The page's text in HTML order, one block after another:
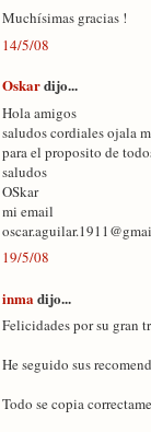
Muchísimas gracias !
14/5/08
Oskardijo...
Hola amigos
saludos cordiales ojala
para el proposito de
saludos
OSkar
mi email
19/5/08
inma dijo...
Felicidades por su gran
He seguido sus
Todo se copia